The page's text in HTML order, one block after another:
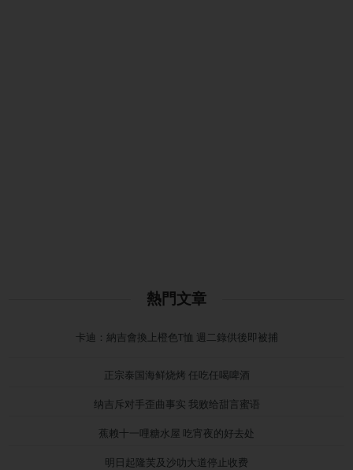
熱門文章
卡迪：納吉會換上橙色T恤 週二錄供後即被捕
正宗泰国海鲜烧烤 任吃任喝啤酒
纳吉斥对手歪曲事实 我败给甜言蜜语
蕉赖十一哩糖水屋 吃宵夜的好去处
明日起隆芙及沙叻大道停止收费